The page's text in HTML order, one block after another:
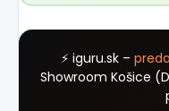
⚡ iguru.sk –
Showroom Košice